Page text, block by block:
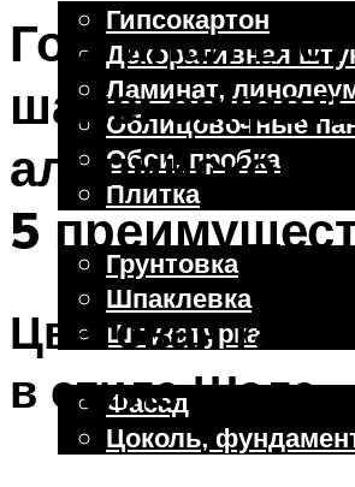
Гипсокартон
Декоративная
Ламинат,
Облицовочные
Обои, пробка
Плитка
Отделочные работы
Грунтовка
Шпаклевка
Штукатурка
Внешняя отделка
Фасад
Цоколь,
Гостиная в
шале:
альпийского
5
Цветовая
в стиле Шале